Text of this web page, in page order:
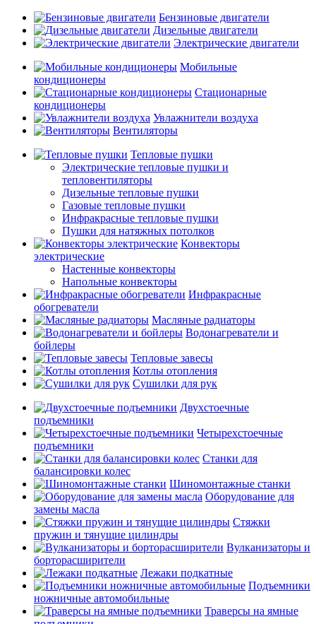
Бензиновые двигатели
Дизельные двигатели
Электрические двигатели
Мобильные
кондиционеры
Стационарные
кондиционеры
Увлажнители воздуха
Вентиляторы
Тепловые пушки
Электрические тепловые пушки и
тепловентиляторы
Дизельные тепловые пушки
Газовые тепловые пушки
Инфракрасные тепловые пушки
Пушки для натяжных потолков
Конвекторы
электрические
Настенные конвекторы
Напольные конвекторы
Инфракрасные
обогреватели
Масляные радиаторы
Водонагреватели и
бойлеры
Тепловые завесы
Котлы отопления
Сушилки для рук
Двухстоечные
подъемники
Четырехстоечные
подъемники
Станки для
балансировки колес
Шиномонтажные станки
Оборудование для
замены масла
Стяжки
пружин и тянущие цилиндры
Вулканизаторы и
борторасширители
Лежаки подкатные
Подъемники
ножничные автомобильные
Траверсы на ямные